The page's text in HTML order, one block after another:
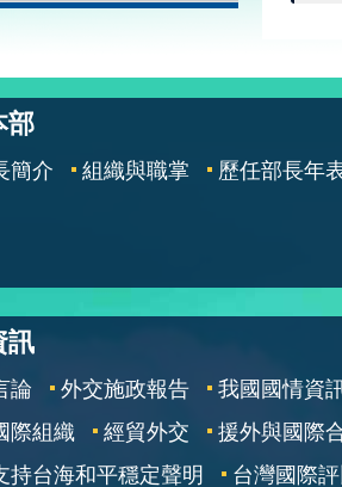
部
簡介 組織與職掌 歷任部長年
訊
論 外交施政報告
我國國情資
際組織
經貿外交 援外與國際
持台海和平穩定聲明
台灣國際